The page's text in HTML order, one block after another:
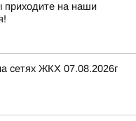
приходите на наши
сетях ЖКХ 07.08.2026г